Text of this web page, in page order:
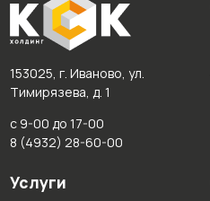
153025, г. Иваново, ул.
Тимирязева, д. 1
с 9-00 до 17-00
8 (4932) 28-60-00
Услуги